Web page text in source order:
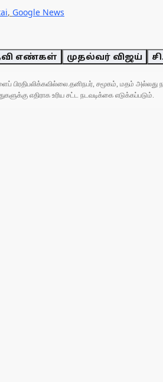
, Google News
எண்கள் முதல்வர் விஜய்
பிரதிபலிக்கவில்லை.தனிநபர், சமூகம், மதம்
எதிராக உரிய சட்ட நடவடிக்கை எடுக்கப்படும்.